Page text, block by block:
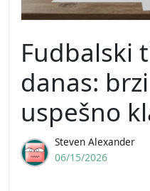
Fudbalski
danas:
uspešno
Steven Alexander
06/15/2026